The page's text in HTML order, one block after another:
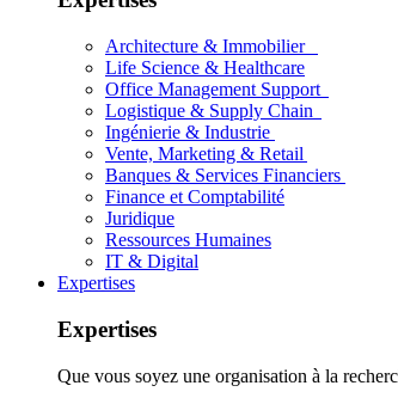
Architecture & Immobilier
Life Science & Healthcare
Office Management Support
Logistique & Supply Chain
Ingénierie & Industrie
Vente, Marketing & Retail
Banques & Services Financiers
Finance et Comptabilité
Juridique
Ressources Humaines
IT & Digital
Expertises
Expertises
Que vous soyez une organisation à la